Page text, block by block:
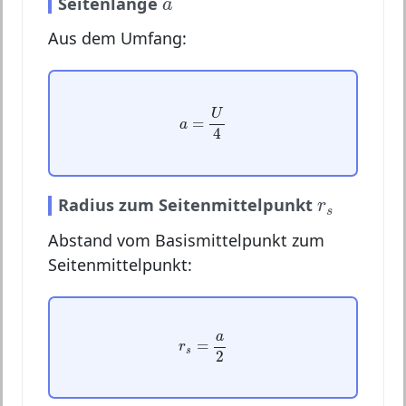
a
Aus dem Umfang:
a = U
4
U4
Radius zum Seitenmittelpunkt rs
rs
Abstand vom Basismittelpunkt zum
Seitenmittelpunkt:
rs = a
2
2